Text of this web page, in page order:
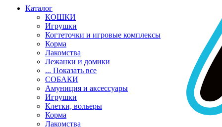
Каталог
КОШКИ
Игрушки
Когтеточки и игровые комплексы
Корма
Лакомства
Лежанки и домики
... Показать все
СОБАКИ
Амуниция и аксессуары
Игрушки
Клетки, вольеры
Корма
Лакомства